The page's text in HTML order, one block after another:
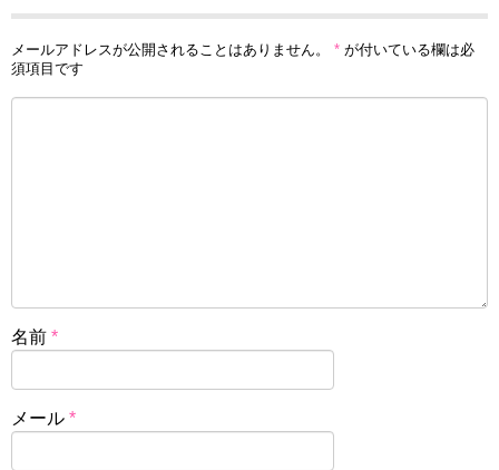
メールアドレスが公開されることはありません。 * が付いている欄は必
須項目です
名前 *
メール *